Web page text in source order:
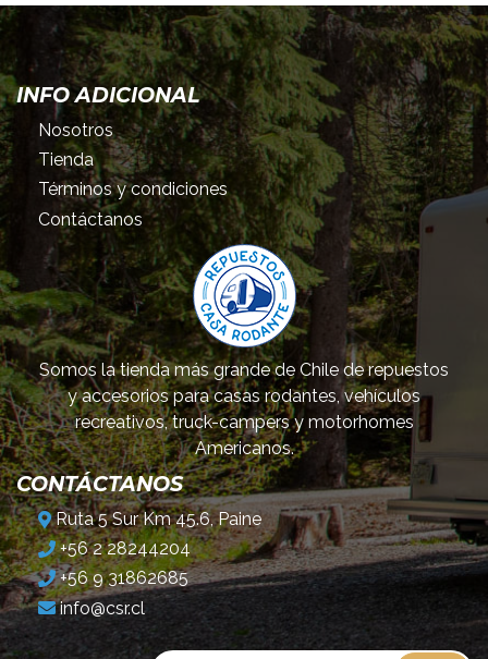
INFO ADICIONAL
Nosotros
Tienda
Términos y condiciones
Contáctanos
Somos la tienda más grande de Chile de repuestos
y accesorios para casas rodantes, vehículos
recreativos, truck-campers y motorhomes
Americanos.
CONTÁCTANOS
Ruta 5 Sur Km 45.6, Paine
+56 2 28244204
+56 9 31862685
info@csr.cl